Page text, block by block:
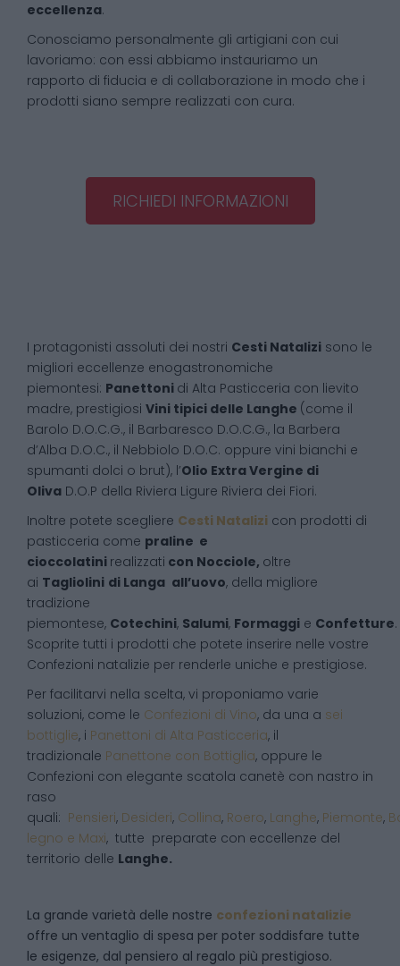
eccellenza.
Conosciamo personalmente gli artigiani con cui
lavoriamo: con essi abbiamo instauriamo un
rapporto di fiducia e di collaborazione in modo che i
prodotti siano sempre realizzati con cura.
RICHIEDI INFORMAZIONI
I protagonisti assoluti dei nostri Cesti Natalizi sono le
migliori eccellenze enogastronomiche
piemontesi: Panettoni di Alta Pasticceria con lievito
madre, prestigiosi Vini tipici delle Langhe (come il
Barolo D.O.C.G., il Barbaresco D.O.C.G., la Barbera
d’Alba D.O.C., il Nebbiolo D.O.C. oppure vini bianchi e
spumanti dolci o brut), l’Olio Extra Vergine di
Oliva D.O.P della Riviera Ligure Riviera dei Fiori.
Inoltre potete scegliere Cesti Natalizi con prodotti di
pasticceria come praline e
cioccolatini realizzati con Nocciole, oltre
ai Tagliolini di Langa all’uovo, della migliore
tradizione
piemontese, Cotechini, Salumi, Formaggi e Confetture.
Scoprite tutti i prodotti che potete inserire nelle vostre
Confezioni natalizie per renderle uniche e prestigiose.
Per facilitarvi nella scelta, vi proponiamo varie
soluzioni, come le Confezioni di Vino, da una a sei
bottiglie, i Panettoni di Alta Pasticceria, il
tradizionale Panettone con Bottiglia, oppure le
Confezioni con elegante scatola canetè con nastro in
raso
quali: Pensieri, Desideri, Collina, Roero, Langhe, Piemonte,
legno e Maxi, tutte preparate con eccellenze del
territorio delle Langhe.
La grande varietà delle nostre confezioni natalizie
offre un ventaglio di spesa per poter soddisfare tutte
le esigenze, dal pensiero al regalo più prestigioso.